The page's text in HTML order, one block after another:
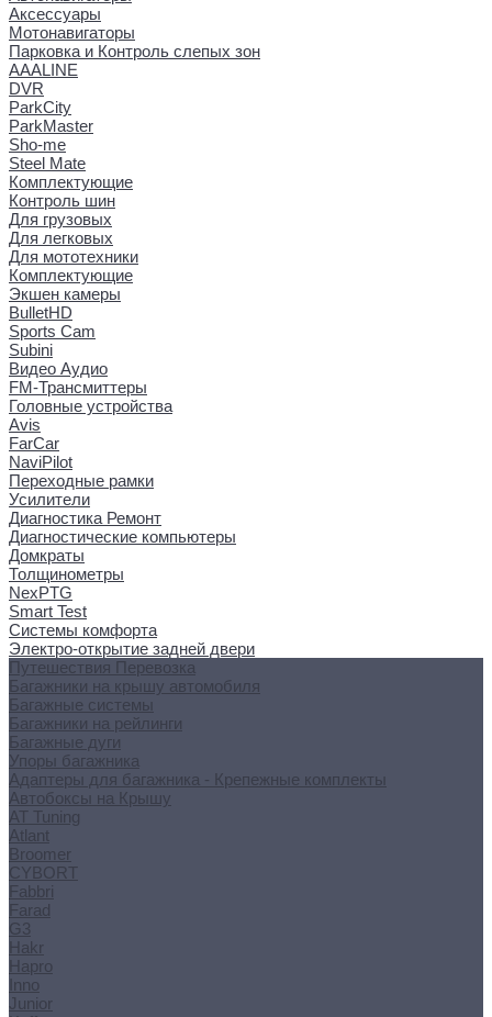
Аксессуары
Мотонавигаторы
Парковка и Контроль слепых зон
AAALINE
DVR
ParkCity
ParkMaster
Sho-me
Steel Mate
Комплектующие
Контроль шин
Для грузовых
Для легковых
Для мототехники
Комплектующие
Экшен камеры
BulletHD
Sports Cam
Subini
Видео Аудио
FM-Трансмиттеры
Головные устройства
Avis
FarCar
NaviPilot
Переходные рамки
Усилители
Диагностика Ремонт
Диагностические компьютеры
Домкраты
Толщинометры
NexPTG
Smart Test
Системы комфорта
Электро-открытие задней двери
Путешествия Перевозка
Багажники на крышу автомобиля
Багажные системы
Багажники на рейлинги
Багажные дуги
Упоры багажника
Адаптеры для багажника - Крепежные комплекты
Автобоксы на Крышу
AT Tuning
Atlant
Broomer
CYBORT
Fabbri
Farad
G3
Hakr
Hapro
Inno
Junior